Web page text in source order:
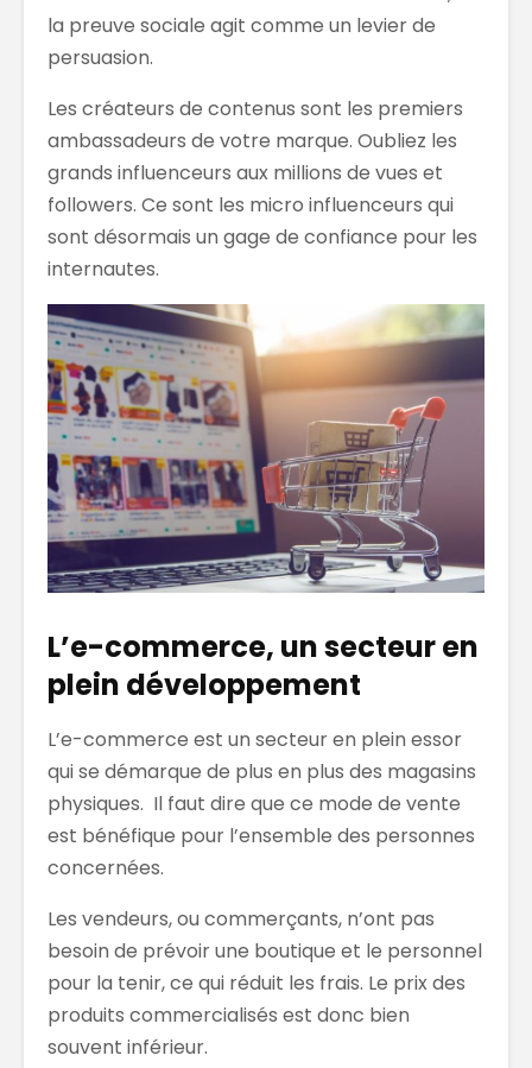
la preuve sociale agit comme un levier de
persuasion.
Les créateurs de contenus sont les premiers
ambassadeurs de votre marque. Oubliez les
grands influenceurs aux millions de vues et
followers. Ce sont les micro influenceurs qui
sont désormais un gage de confiance pour les
internautes.
L’e-commerce, un secteur en
plein développement
L’e-commerce est un secteur en plein essor
qui se démarque de plus en plus des magasins
physiques. Il faut dire que ce mode de vente
est bénéfique pour l’ensemble des personnes
concernées.
Les vendeurs, ou commerçants, n’ont pas
besoin de prévoir une boutique et le personnel
pour la tenir, ce qui réduit les frais. Le prix des
produits commercialisés est donc bien
souvent inférieur.